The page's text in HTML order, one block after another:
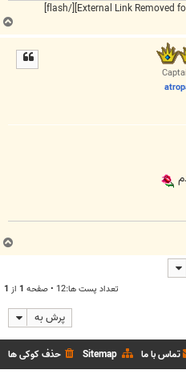
[/flash]
تعداد پست ها:12 • صفحه 1 از 1
پرش به
حذف کوکی ها Sitemap تماس با ما